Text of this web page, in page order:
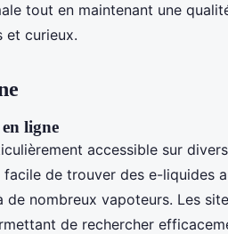
tout en maintenant une
et curieux.
ligne
accessible sur
de trouver des e-liquides
de nombreux vapoteurs. Les
de rechercher